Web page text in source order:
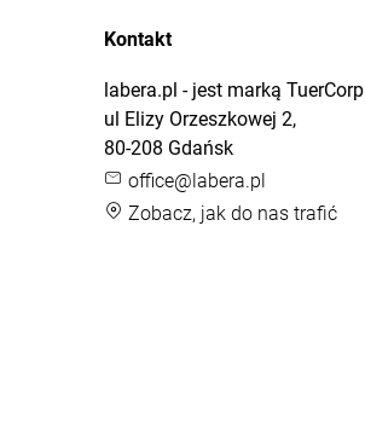
Kontakt
labera.pl - jest marką TuerCorp
ul Elizy Orzeszkowej 2,
80-208 Gdańsk
office@labera.pl
Zobacz, jak do nas trafić